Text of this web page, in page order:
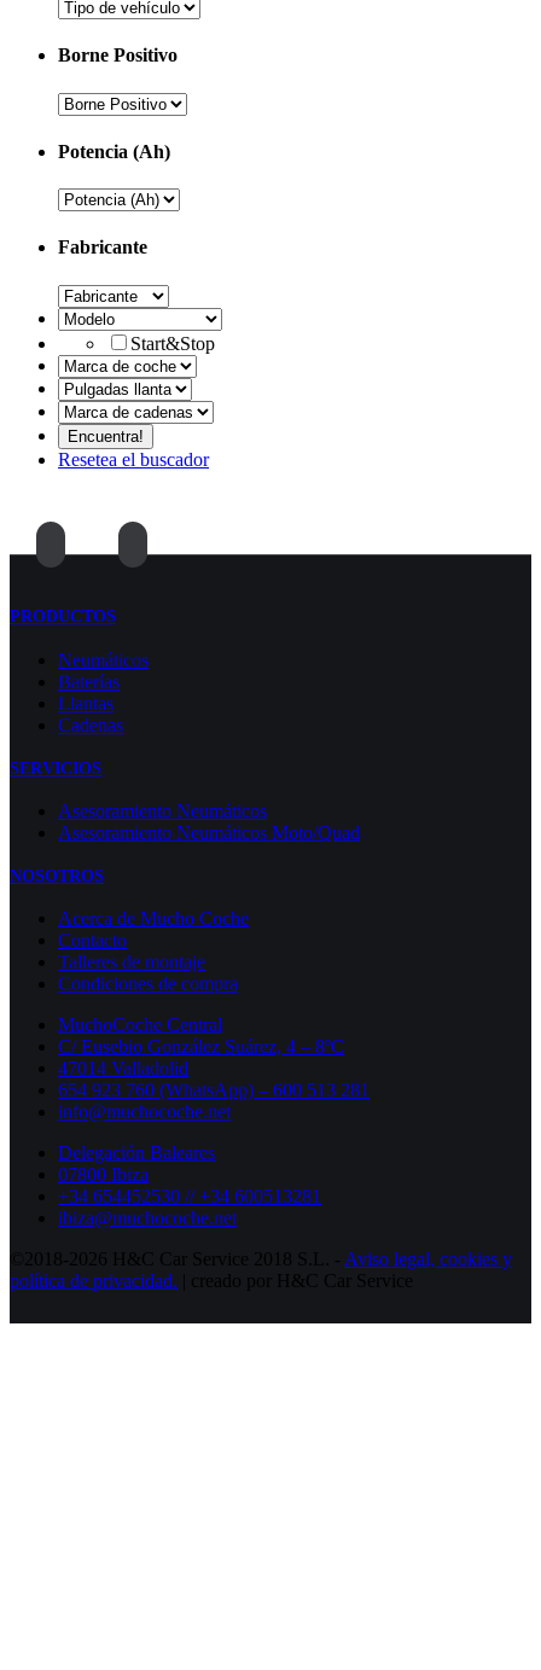
Borne Positivo
Potencia (Ah)
Fabricante
Start&Stop
Resetea el buscador
PRODUCTOS
Neumáticos
Baterías
Llantas
Cadenas
SERVICIOS
Asesoramiento Neumáticos
Asesoramiento Neumáticos Moto/Quad
NOSOTROS
Acerca de Mucho Coche
Contacto
Talleres de montaje
Condiciones de compra
MuchoCoche Central
C/ Eusebio González Suárez, 4 – 8ºC
47014 Valladolid
654 923 760 (WhatsApp) – 600 513 281
info@muchocoche.net
Delegación Baleares
07800 Ibiza
+34 654452530 // +34 600513281
ibiza@muchocoche.net
©2018-2026 H&C Car Service 2018 S.L. - Aviso legal, cookies y
política de privacidad. | creado por H&C Car Service